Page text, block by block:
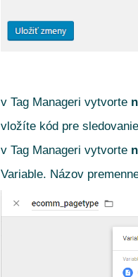
v Tag Manageri vytvorte
vložíte kód pre
v Tag Manageri vytvorte
Variable. Názov